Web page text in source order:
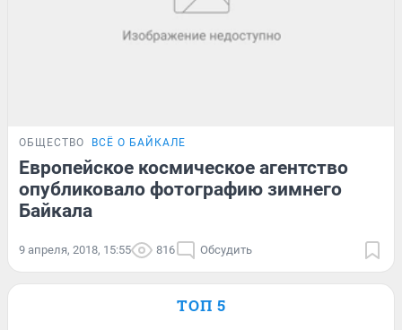
ОБЩЕСТВО ВСЁ О БАЙКАЛЕ
Европейское космическое агентство
опубликовало фотографию зимнего
Байкала
9 апреля, 2018, 15:55 816 Обсудить
ТОП 5